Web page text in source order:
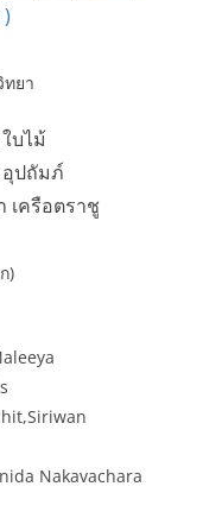
ยา
บไม้
อุปถัมภ์
เครือตราชู
)
Nakavachara